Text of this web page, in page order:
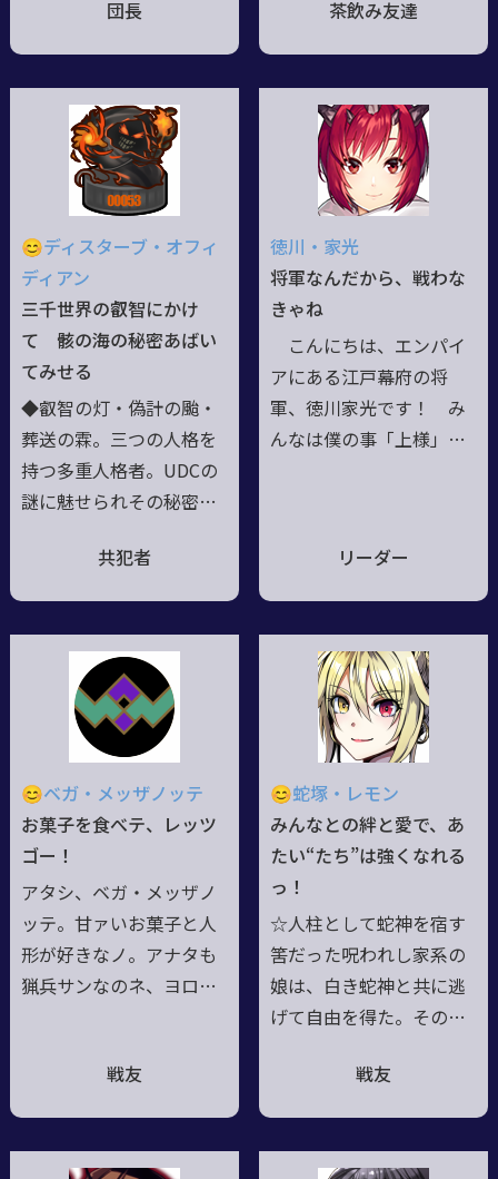
ていた◆正確には生まれ
ながらの神ではなく、後
跡の人」◆平穏を愛する
聖女にして、殺戮を嗜好
する獣◆その二面性故
に、神の座に至ったとも
言える◆加えて所謂ヤン
デレの気が在る為、好意
が劇薬と為り得る危険性
を持つ◆その熱愛は、ま
るで誕生花の様に…◇象
四の騎士
団長
には積極的ではない。世
界の危機を理解し転送を
火場に送り込むことに忸
怩たるものがあるよう
だ。 1950年代、
落語黄金期に生まれ高校
卒業と同時に三代目遊楽
亭圓朝の門下に入る。江
戸落語を中心とした滑稽
る。
茶飲み友達
😊ディスターブ・オフィ
ディアン
三千世界の叡智にかけ
て 骸の海の秘密あばい
てみせる
◆叡智の灯・偽計の颱・
葬送の霖。三つの人格を
持つ多重人格者。UDCの
謎に魅せられその秘密を
至った。◆骸の海の秘密
を解き明かすべく、研究
歩いている。◆第一人格
は知恵を尊び、魔術師と
して真実を暴く。◆第二
人格は虚飾を好み、奇術
師として真実を葬る。◆
第三人格は平穏を願い、
身を刃として人々を守
倣再現した人格である。
共犯者
徳川・家光
将軍なんだから、戦わな
きゃね
こんにちは、エンパイ
アにある江戸幕府の将
軍、徳川家光です！ み
んなは僕の事「上様」っ
に立ってますか？ 僕自
身も、柳生新陰流とグリ
そこそこお役に立てるか
と。ただ、嫁がめちゃく
ちゃいっぱいいるんで、
夜は帰らなきゃいけない
のが難点なんですけど
ね。これから、どうぞよ
ろしくお願いします！
リーダー
😊ベガ・メッザノッテ
お菓子を食べテ、レッツ
ゴー！
アタシ、ベガ・メッザノ
ッテ。甘ァいお菓子と人
形が好きなノ。アナタも
猟兵サンなのネ、ヨロシ
楽しそうに笑っており、
行くのは幼い頃から変わ
戦友
😊蛇塚・レモン
みんなとの絆と愛で、あ
たい“たち”は強くなれる
っ！
☆人柱として蛇神を宿す
筈だった呪われし家系の
娘は、白き蛇神と共に逃
げて自由を得た。その際
醒。異世界での大戦を幾
と恋人を得て、超克にて
戦友